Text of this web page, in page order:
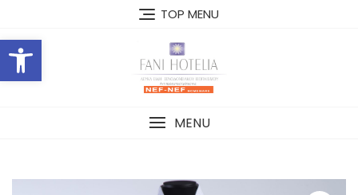
Open toolbar
content
TOP MENU
MENU